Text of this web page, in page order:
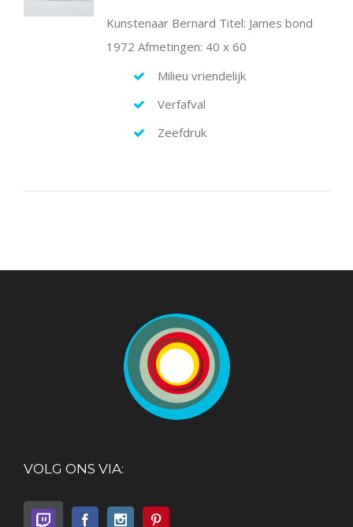
Kunstenaar Bernard Titel: James bond
1972 Afmetingen: 40 x 60
Milieu vriendelijk
Verfafval
Zeefdruk
VOLG ONS VIA: